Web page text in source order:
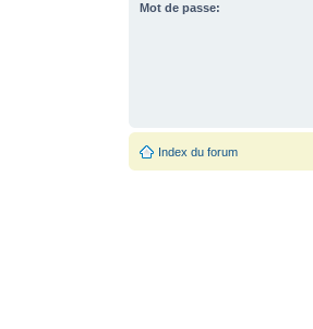
Mot de passe:
Index du forum